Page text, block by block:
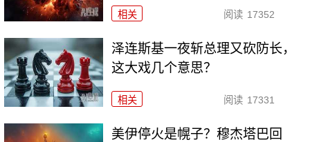
相关 阅读 17352
泽连斯基一夜斩总理又砍防长，
这大戏几个意思？
相关 阅读 17331
美伊停火是幌子？穆杰塔巴回